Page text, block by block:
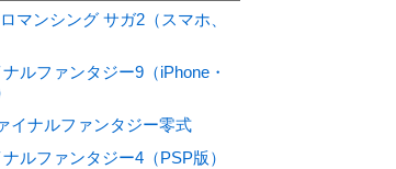
マンシング サガ2（スマホ、
ナルファンタジー9（iPhone・
イナルファンタジー零式
ナルファンタジー4（PSP版）